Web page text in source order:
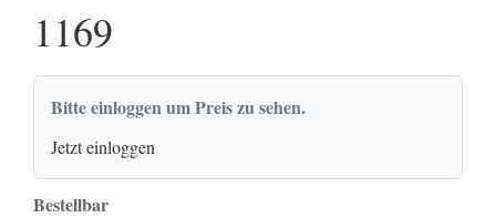
1169
Bitte einloggen um Preis zu sehen.
Jetzt einloggen
Bestellbar